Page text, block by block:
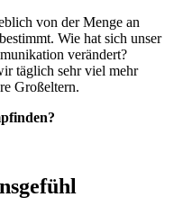
von der Menge an
Wie hat sich unser
verändert?
täglich sehr viel mehr
Großeltern.